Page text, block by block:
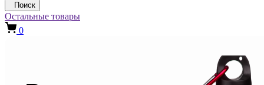
Поиск
Остальные товары
0